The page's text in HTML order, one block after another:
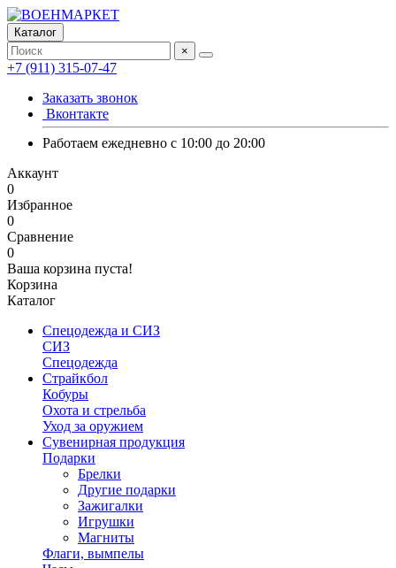
Каталог
×
+7 (911) 315-07-47
Заказать звонок
Вконтакте
Работаем ежедневно с 10:00 до 20:00
Аккаунт
0
Избранное
0
Сравнение
0
Ваша корзина пуста!
Корзина
Каталог
Спецодежда и СИЗ
СИЗ
Спецодежда
Страйкбол
Кобуры
Охота и стрельба
Уход за оружием
Сувенирная продукция
Подарки
Брелки
Другие подарки
Зажигалки
Игрушки
Магниты
Флаги, вымпелы